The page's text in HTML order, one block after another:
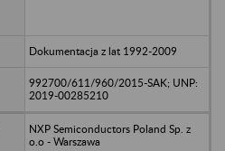
Dokumentacja z lat 1992-2009
992700/611/960/2015-SAK; UNP:
2019-00285210
NXP Semiconductors Poland Sp. z
o.o - Warszawa